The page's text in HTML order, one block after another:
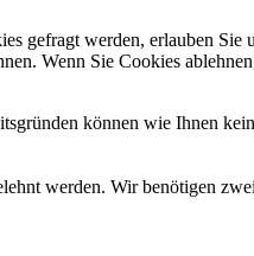
gefragt werden, erlauben
Wenn Sie Cookies
können wie Ihnen
werden. Wir benötigen